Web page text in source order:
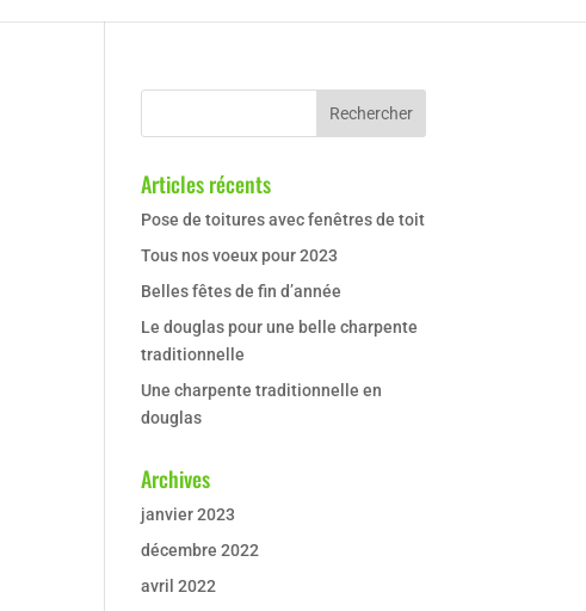
Articles récents
Pose de toitures avec fenêtres de toit
Tous nos voeux pour 2023
Belles fêtes de fin d’année
Le douglas pour une belle charpente
traditionnelle
Une charpente traditionnelle en
douglas
Archives
janvier 2023
décembre 2022
avril 2022